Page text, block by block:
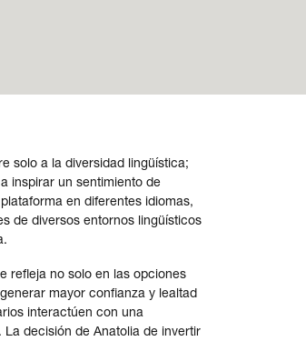
solo a la diversidad lingüística;
inspirar un sentimiento de
en diferentes idiomas,
de diversos entornos lingüísticos
refleja no solo en las opciones
mayor confianza y lealtad
interactúen con una
decisión de Anatolia de invertir